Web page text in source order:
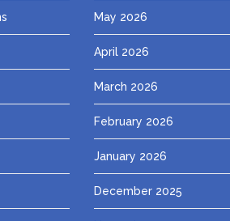
May 2026
April 2026
March 2026
February 2026
January 2026
December 2025